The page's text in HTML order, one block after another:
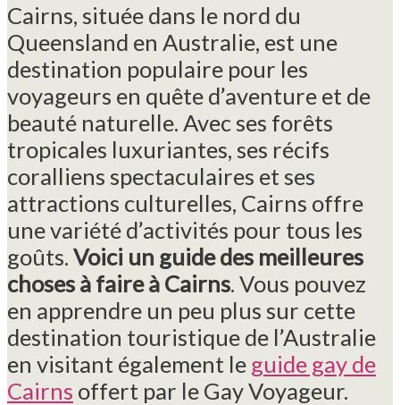
Cairns, située dans le nord du
Queensland en Australie, est une
destination populaire pour les
voyageurs en quête d’aventure et de
beauté naturelle. Avec ses forêts
tropicales luxuriantes, ses récifs
coralliens spectaculaires et ses
attractions culturelles, Cairns offre
une variété d’activités pour tous les
goûts. Voici un guide des meilleures
choses à faire à Cairns. Vous pouvez
en apprendre un peu plus sur cette
destination touristique de l’Australie
en visitant également le guide gay de
Cairns offert par le Gay Voyageur.